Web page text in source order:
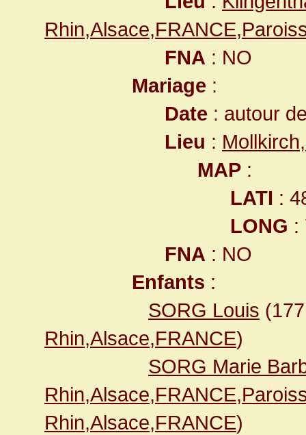
FNA : NO
Mariage :
Date : autour
Lieu :
MAP :
LATI :
LONG :
FNA : NO
Enfants :
SORG Louis
Rhin,Alsace,FRANCE)
SORG Marie
Rhin,Alsace,FRANCE)